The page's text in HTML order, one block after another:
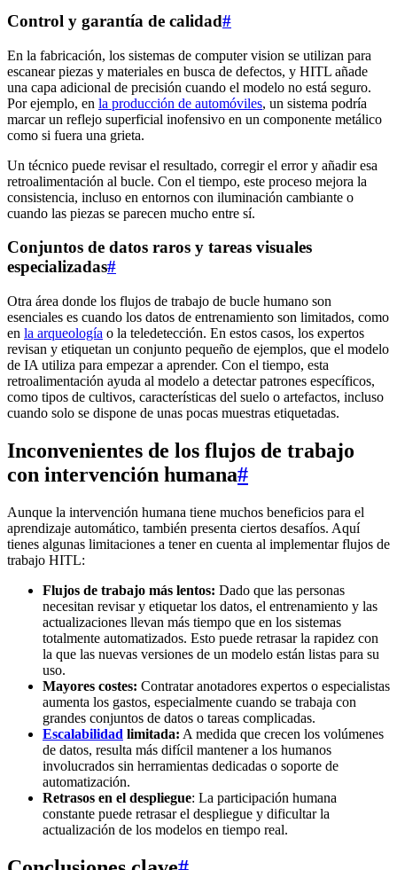
Control y garantía de calidad#
En la fabricación, los sistemas de computer vision se utilizan para
escanear piezas y materiales en busca de defectos, y HITL añade
una capa adicional de precisión cuando el modelo no está seguro.
Por ejemplo, en la producción de automóviles, un sistema podría
marcar un reflejo superficial inofensivo en un componente metálico
como si fuera una grieta.
Un técnico puede revisar el resultado, corregir el error y añadir esa
retroalimentación al bucle. Con el tiempo, este proceso mejora la
consistencia, incluso en entornos con iluminación cambiante o
cuando las piezas se parecen mucho entre sí.
Conjuntos de datos raros y tareas visuales
especializadas#
Otra área donde los flujos de trabajo de bucle humano son
esenciales es cuando los datos de entrenamiento son limitados, como
en la arqueología o la teledetección. En estos casos, los expertos
revisan y etiquetan un conjunto pequeño de ejemplos, que el modelo
de IA utiliza para empezar a aprender. Con el tiempo, esta
retroalimentación ayuda al modelo a detectar patrones específicos,
como tipos de cultivos, características del suelo o artefactos, incluso
cuando solo se dispone de unas pocas muestras etiquetadas.
Inconvenientes de los flujos de trabajo
con intervención humana#
Aunque la intervención humana tiene muchos beneficios para el
aprendizaje automático, también presenta ciertos desafíos. Aquí
tienes algunas limitaciones a tener en cuenta al implementar flujos de
trabajo HITL:
Flujos de trabajo más lentos: Dado que las personas
necesitan revisar y etiquetar los datos, el entrenamiento y las
actualizaciones llevan más tiempo que en los sistemas
totalmente automatizados. Esto puede retrasar la rapidez con
la que las nuevas versiones de un modelo están listas para su
uso.
Mayores costes: Contratar anotadores expertos o especialistas
aumenta los gastos, especialmente cuando se trabaja con
grandes conjuntos de datos o tareas complicadas.
Escalabilidad limitada: A medida que crecen los volúmenes
de datos, resulta más difícil mantener a los humanos
involucrados sin herramientas dedicadas o soporte de
automatización.
Retrasos en el despliegue: La participación humana
constante puede retrasar el despliegue y dificultar la
actualización de los modelos en tiempo real.